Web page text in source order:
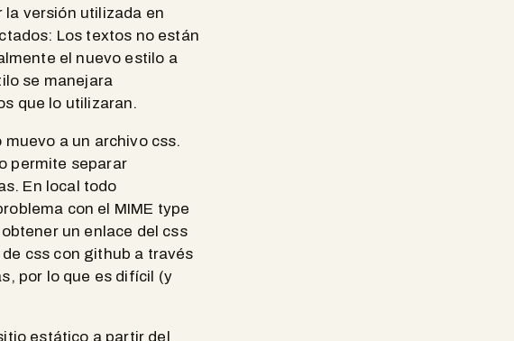
versión utilizada en
Los textos no están
el nuevo estilo a
se manejara
que lo utilizaran.
a un archivo css.
permite separar
En local todo
con el MIME type
un enlace del css
css con github a través
por lo que es difícil (y
estático a partir del